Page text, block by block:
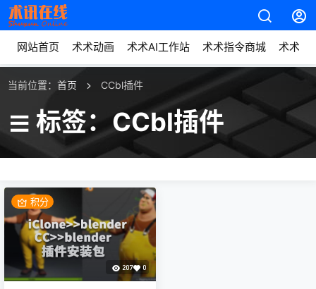
网站首页 术术动画 术术AI工作站 术术指令商城 术术动
当前位置： 首页 CCbl插件
标签：CCbl插件
积分
207 0